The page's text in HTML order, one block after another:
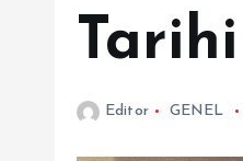
Tarihi
Editor GENEL